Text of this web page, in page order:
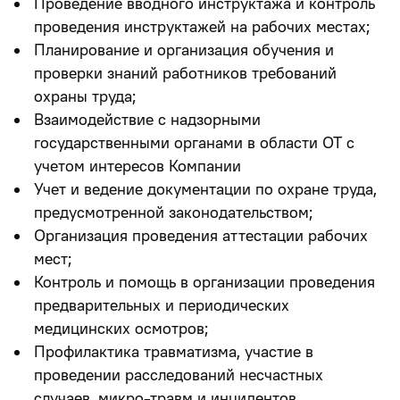
проведения инструктажей на рабочих местах;
Планирование и организация обучения и
проверки знаний работников требований
охраны труда;
Взаимодействие с надзорными
государственными органами в области ОТ с
учетом интересов Компании
Учет и ведение документации по охране труда,
предусмотренной законодательством;
Организация проведения аттестации рабочих
мест;
Контроль и помощь в организации проведения
предварительных и периодических
медицинских осмотров;
Профилактика травматизма, участие в
проведении расследований несчастных